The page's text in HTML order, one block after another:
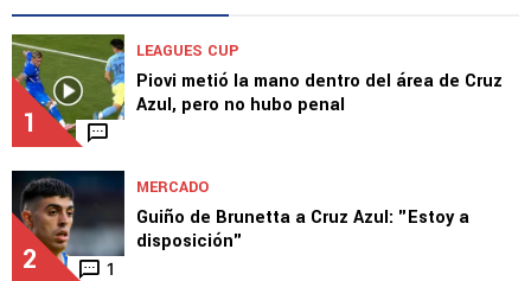
1
LEAGUES CUP
Piovi metió la mano dentro del área de Cruz
Azul, pero no hubo penal
2 1
MERCADO
Guiño de Brunetta a Cruz Azul: "Estoy a
disposición"